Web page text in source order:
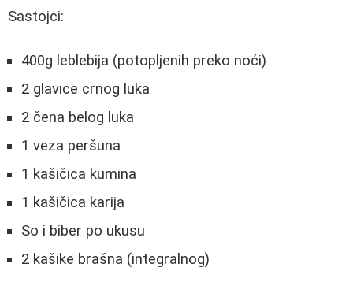
Sastojci:
400g leblebija (potopljenih preko noći)
2 glavice crnog luka
2 čena belog luka
1 veza peršuna
1 kašičica kumina
1 kašičica karija
So i biber po ukusu
2 kašike brašna (integralnog)